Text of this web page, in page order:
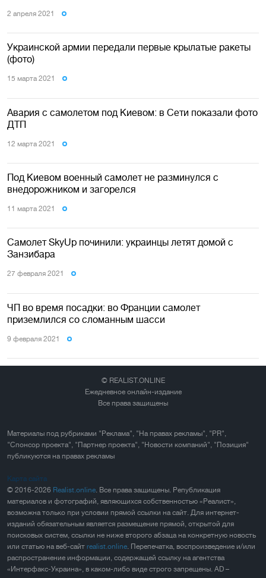
2 апреля 2021
Украинской армии передали первые крылатые ракеты
(фото)
15 марта 2021
Авария с самолетом под Киевом: в Сети показали фото
ДТП
12 марта 2021
Под Киевом военный самолет не разминулся с
внедорожником и загорелся
11 марта 2021
Самолет SkyUp починили: украинцы летят домой с
Занзибара
27 февраля 2021
ЧП во время посадки: во Франции самолет
приземлился со сломанным шасси
9 февраля 2021
© REALIST.ONLINE
Ежедневное онлайн-издание
Все права защищены
Материалы под рубриками "Реклама", "На правах рекламы", "PR",
"Спонсор проекта", "Партнер проекта", "Новости компаний", "Позиция"
публикуются на правах рекламы
Карта сайта
© 2016-2026 Realist.online. Все права защищены. Републикация
материалов и фотографий, являющихся собственностью «Реалист»,
возможна только при условии прямой ссылки на сайт. Для интернет-
изданий обязательным является размещение прямой, открытой для
поисковых систем, ссылки не ниже второго абзаца на конкретную новость
или статью на веб-сайт realist.online. Перепечатка, воспроизведение и/или
распространение информации, содержащей ссылку на агентства
«Интерфакс-Украина», в каком-либо виде строго запрещены. AD –